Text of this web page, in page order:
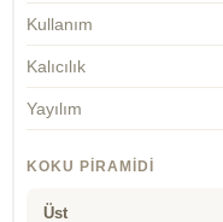
Kullanım
Kalıcılık
Yayılım
KOKU PIRAMIDI
Üst